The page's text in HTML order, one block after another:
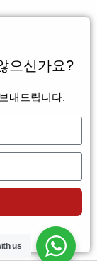
으신가요?
내드립니다.
us